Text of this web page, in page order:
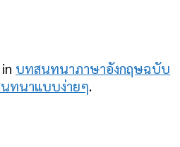
บทสนทนาภาษาอังกฤษฉบับ
นทนาแบบง่ายๆ.